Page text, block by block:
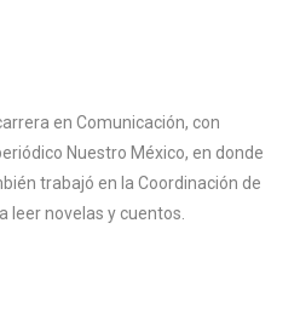
en Comunicación, con
Nuestro México, en donde
trabajó en la Coordinación de
leer novelas y cuentos.